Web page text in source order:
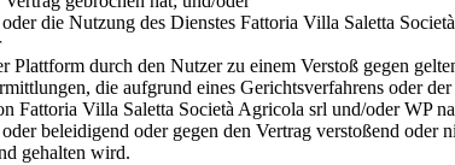
die Nutzung des DienstesFattoria Villa Saletta
Plattform durch den Nutzer zu einem Verstoß gegen
die aufgrund eines Gerichtsverfahrens oder
Fattoria Villa Saletta Società Agricola srl und/oder WP
oder beleidigend oder gegen den Vertrag verstoßend oder
gehalten wird.